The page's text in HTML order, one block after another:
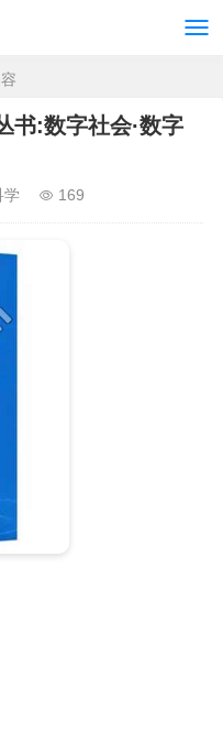
书:数字社会·数字
学 169